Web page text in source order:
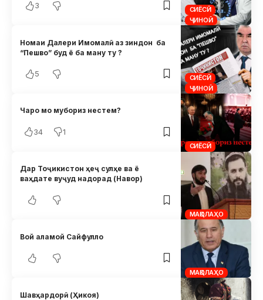
СИЁСӢ
ҶИНОӢ
3
СИЁСӢ
ҶИНОӢ
Номаи Далери Имомалӣ аз зиндон ба
“Пешво” буд ё ба ману ту ?
5
СИЁСӢ
Чаро мо мубориз нестем?
34 1
МАҚОЛАҲО
Дар Тоҷикистон ҳеҷ сулҳе ва ё
ваҳдате вуҷуд надорад (Навор)
МАҚОЛАҲО
Вой аламой Сайфулло
Шавҳардорӣ (Ҳикоя)